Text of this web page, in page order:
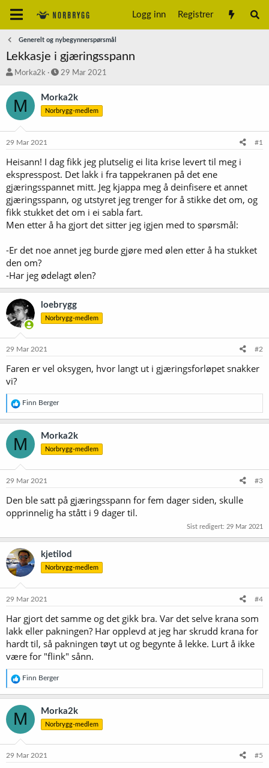
Logg inn Registrer
Generelt og nybegynnerspørsmål
Lekkasje i gjæringsspann
T
å
d
t
r
Morka2k
S
a
r
t
o
29 Mar 2021
M Morka2k
Norbrygg-medlem
29 Mar 2021 #1
Heisann! I dag fikk jeg plutselig ei lita krise levert til meg i
ekspresspost. Det lakk i fra tappekranen på det ene
gjæringsspannet mitt. Jeg kjappa meg å deinfisere et annet
gjæringsspann, og utstyret jeg trenger for å stikke det om, og
fikk stukket det om i ei sabla fart.
Men etter å ha gjort det sitter jeg igjen med to spørsmål:
-Er det noe annet jeg burde gjøre med ølen etter å ha stukket
den om?
-Har jeg ødelagt ølen?
loebrygg
Norbrygg-medlem
29 Mar 2021 #2
Faren er vel oksygen, hvor langt ut i gjæringsforløpet snakker
vi?
R
e
a
k
s
j
o
e
:
Finn Berger
M Morka2k
Norbrygg-medlem
29 Mar 2021 #3
Den ble satt på gjæringsspann for fem dager siden, skulle
opprinnelig ha stått i 9 dager til.
Sist redigert: 29 Mar 2021
kjetilod
Norbrygg-medlem
29 Mar 2021 #4
Har gjort det samme og det gikk bra. Var det selve krana som
lakk eller pakningen? Har opplevd at jeg har skrudd krana for
hardt til, så pakningen tøyt ut og begynte å lekke. Lurt å ikke
være for "flink" sånn.
R
e
a
k
s
j
o
e
Finn Berger
M Morka2k
Norbrygg-medlem
29 Mar 2021 #5